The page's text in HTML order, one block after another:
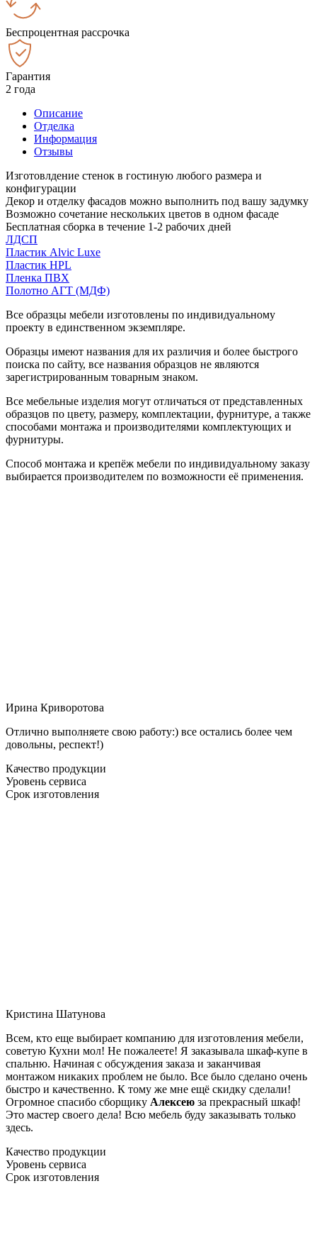
Беспроцентная рассрочка
Гарантия
2 года
Описание
Отделка
Информация
Отзывы
Изготовлдение стенок в гостиную любого размера и
конфигурации
Декор и отделку фасадов можно выполнить под вашу задумку
Возможно сочетание нескольких цветов в одном фасаде
Бесплатная сборка в течение 1-2 рабочих дней
ЛДСП
Пластик Alvic Luxe
Пластик HPL
Пленка ПВХ
Полотно АГТ (МДФ)
Все образцы мебели изготовлены по индивидуальному
проекту в единственном экземпляре.
Образцы имеют названия для их различия и более быстрого
поиска по сайту, все названия образцов не являются
зарегистрированным товарным знаком.
Все мебельные изделия могут отличаться от представленных
образцов по цвету, размеру, комплектации, фурнитуре, а также
способами монтажа и производителями комплектующих и
фурнитуры.
Способ монтажа и крепёж мебели по индивидуальному заказу
выбирается производителем по возможности её применения.
Ирина Криворотова
Отлично выполняете свою работу:) все остались более чем
довольны, респект!)
Качество продукции
Уровень сервиса
Срок изготовления
Кристина Шатунова
Всем, кто еще выбирает компанию для изготовления мебели,
советую Кухни мол! Не пожалеете! Я заказывала шкаф-купе в
спальню. Начиная с обсуждения заказа и заканчивая
монтажом никаких проблем не было. Все было сделано очень
быстро и качественно. К тому же мне ещё скидку сделали!
Огромное спасибо сборщику Алексею за прекрасный шкаф!
Это мастер своего дела! Всю мебель буду заказывать только
здесь.
Качество продукции
Уровень сервиса
Срок изготовления